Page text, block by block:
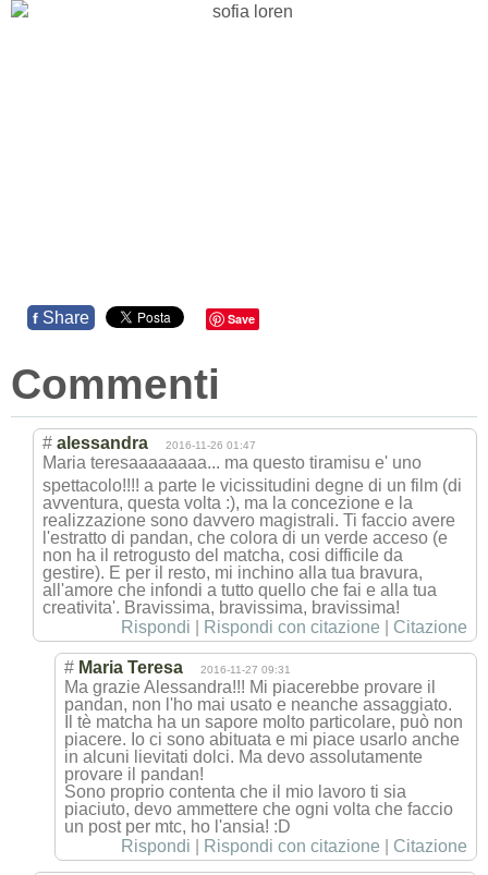
f Share Save
Commenti
# alessandra 2016-11-26 01:47
Maria teresaaaaaaaa... ma questo tiramisu e' uno
spettacolo!!!! a parte le vicissitudini degne di un film (di
avventura, questa volta :), ma la concezione e la
realizzazione sono davvero magistrali. Ti faccio avere
l'estratto di pandan, che colora di un verde acceso (e
non ha il retrogusto del matcha, cosi difficile da
gestire). E per il resto, mi inchino alla tua bravura,
all'amore che infondi a tutto quello che fai e alla tua
creativita'. Bravissima, bravissima, bravissima!
Rispondi
Rispondi con citazione Citazione
# Maria Teresa 2016-11-27 09:31
Ma grazie Alessandra!!! Mi piacerebbe provare il
pandan, non l'ho mai usato e neanche assaggiato.
Il tè matcha ha un sapore molto particolare, può non
piacere. Io ci sono abituata e mi piace usarlo anche
in alcuni lievitati dolci. Ma devo assolutamente
provare il pandan!
Sono proprio contenta che il mio lavoro ti sia
piaciuto, devo ammettere che ogni volta che faccio
un post per mtc, ho l'ansia! :D
Rispondi
Rispondi con citazione Citazione